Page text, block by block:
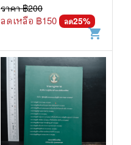
ราคา ฿200
ลดเหลือ ฿150 ลด25%
shopping_cart